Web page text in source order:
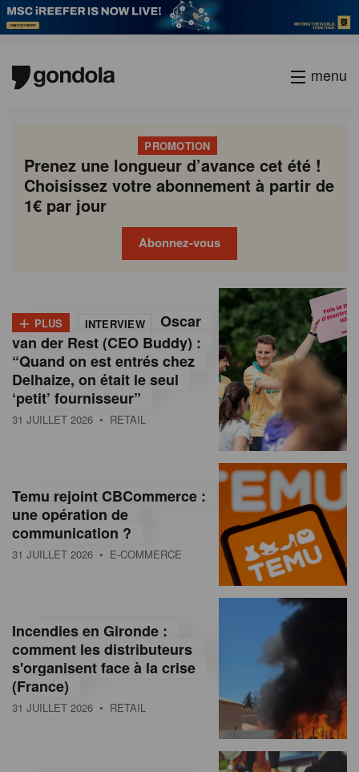
menu
PROMOTION
Prenez une longueur d’avance cet été !
Choisissez votre abonnement à partir de
1€ par jour
Abonnez-vous
o
n
d
o
M
a
g
n
e
+ PLUS INTERVIEW
Oscar
van der Rest (CEO Buddy) :
“Quand on est entrés chez
Delhaize, on était le seul
‘petit’ fournisseur”
31 JUILLET 2026 • RETAIL
Temu rejoint CBCommerce :
une opération de
communication ?
31 JUILLET 2026 • E-COMMERCE
Incendies en Gironde :
comment les distributeurs
s'organisent face à la crise
(France)
31 JUILLET 2026 • RETAIL